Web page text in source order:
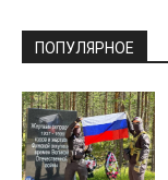
ПОПУЛЯРНОЕ